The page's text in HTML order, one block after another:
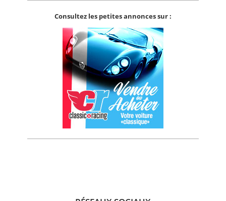
Consultez les petites annonces sur :